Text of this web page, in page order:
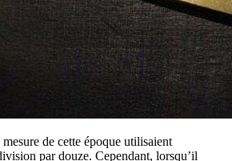
de cette époque utilisaient
par douze. Cependant, lorsqu’il